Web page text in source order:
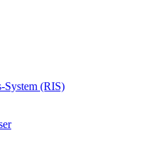
System (RIS)